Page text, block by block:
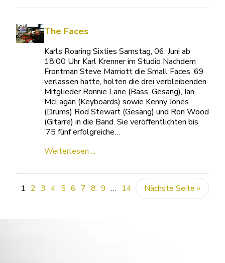
The Faces
Karls Roaring Sixties Samstag, 06. Juni ab
18:00 Uhr Karl Krenner im Studio Nachdem
Frontman Steve Marriott die Small Faces ’69
verlassen hatte, holten die drei verbleibenden
Mitglieder Ronnie Lane (Bass, Gesang), Ian
McLagan (Keyboards) sowie Kenny Jones
(Drums) Rod Stewart (Gesang) und Ron Wood
(Gitarre) in die Band. Sie veröffentlichten bis
Nächste Seite »